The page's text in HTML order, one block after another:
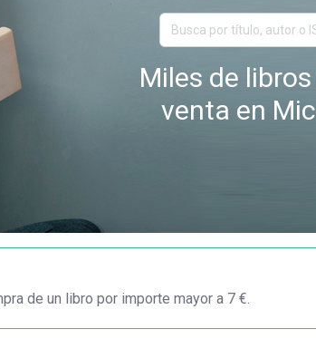
Miles de
venta en
de un libro por importe mayor a 7 €.